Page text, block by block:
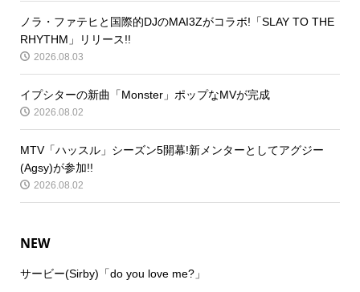
ノラ・ファテヒと国際的DJのMAI3Zがコラボ!「SLAY TO THE
RHYTHM」リリース!!
2026.08.03
イプシターの新曲「Monster」ポップなMVが完成
2026.08.02
MTV「ハッスル」シーズン5開幕!新メンターとしてアグジー
(Agsy)が参加!!
2026.08.02
NEW
サービー(Sirby)「do you love me?」